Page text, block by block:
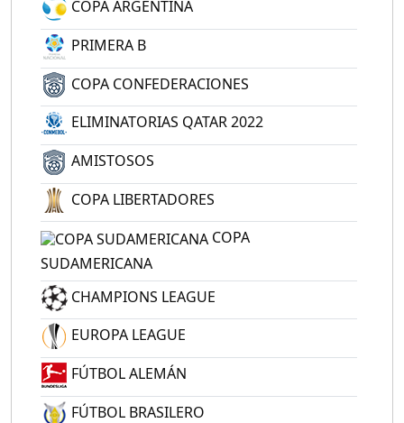
COPA ARGENTINA
PRIMERA B
COPA CONFEDERACIONES
ELIMINATORIAS QATAR 2022
AMISTOSOS
COPA LIBERTADORES
COPA
SUDAMERICANA
CHAMPIONS LEAGUE
EUROPA LEAGUE
FÚTBOL ALEMÁN
FÚTBOL BRASILERO